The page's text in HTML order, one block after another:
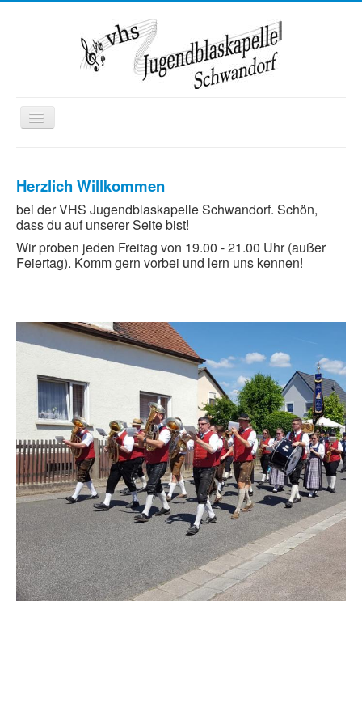
Toggle
Navigation
Wir über uns
Termine
Kontakt
Mitglied werden
Kooperationen
Herzlich Willkommen
bei der VHS Jugendblaskapelle Schwandorf. Schön,
dass du auf unserer Seite bist!
Wir proben jeden Freitag von 19.00 - 21.00 Uhr (außer
Feiertag). Komm gern vorbei und lern uns kennen!